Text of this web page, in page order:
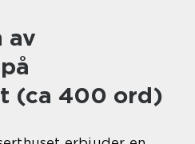
av
(ca 400 ord)